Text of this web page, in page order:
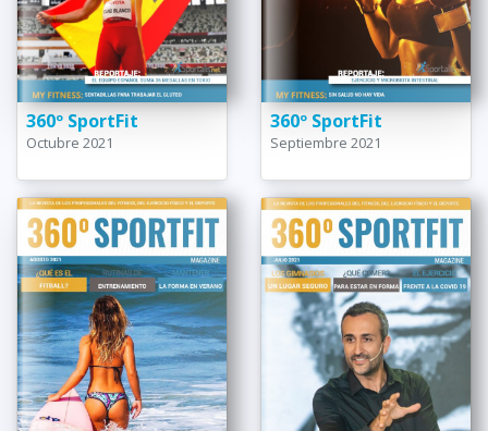
360º SportFit
Octubre 2021
360º SportFit
Septiembre 2021